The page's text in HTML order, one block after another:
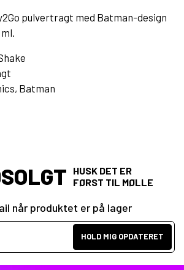
pulvertragt med Batman-design
Batman
HUSK DET ER
FØRST TIL MØLLE
når produktet er på lager
HOLD MIG OPDATERET